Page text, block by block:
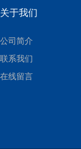
关于我们
公司简介
联系我们
在线留言